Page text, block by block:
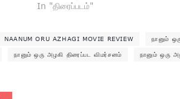
In "திரைப்படம்"
NAANUM ORU AZHAGI MOVIE REVIEW நானும்
நானும் ஒரு அழகி திரைப்பட விமர்சனம் நானும் ஒரு